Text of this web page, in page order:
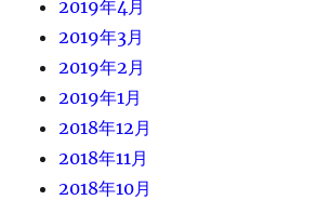
2019年4月
2019年3月
2019年2月
2019年1月
2018年12月
2018年11月
2018年10月